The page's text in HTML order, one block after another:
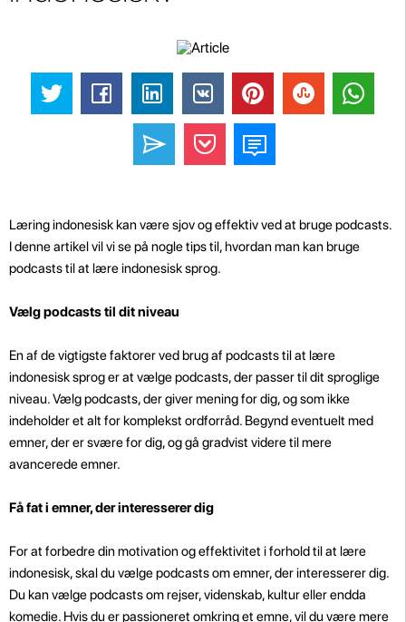
Læring indonesisk kan være sjov og effektiv ved at bruge podcasts.
I denne artikel vil vi se på nogle tips til, hvordan man kan bruge
podcasts til at lære indonesisk sprog.
Vælg podcasts til dit niveau
En af de vigtigste faktorer ved brug af podcasts til at lære
indonesisk sprog er at vælge podcasts, der passer til dit sproglige
niveau. Vælg podcasts, der giver mening for dig, og som ikke
indeholder et alt for komplekst ordforråd. Begynd eventuelt med
emner, der er svære for dig, og gå gradvist videre til mere
avancerede emner.
Få fat i emner, der interesserer dig
For at forbedre din motivation og effektivitet i forhold til at lære
indonesisk, skal du vælge podcasts om emner, der interesserer dig.
Du kan vælge podcasts om rejser, videnskab, kultur eller endda
komedie. Hvis du er passioneret omkring et emne, vil du være mere